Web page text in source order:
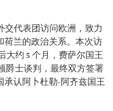
交代表团访问欧洲，致力
荷兰的政治关系。本次访
大约 5 个月，费萨尔国王
爵士谈判，最终双方签署
承认阿卜杜勒-阿齐兹国王